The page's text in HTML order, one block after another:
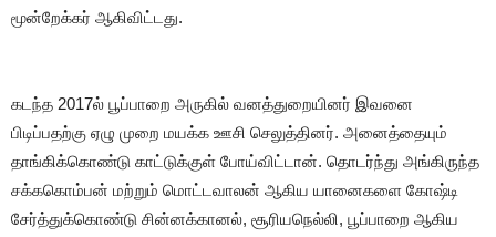
மூன்றேக்கர் ஆகிவிட்டது.
கடந்த 2017ல் பூப்பாறை அருகில் வனத்துறையினர் இவனை
பிடிப்பதற்கு ஏழு முறை மயக்க ஊசி செலுத்தினர். அனைத்தையும்
தாங்கிக்கொண்டு காட்டுக்குள் போய்விட்டான். தொடர்ந்து அங்கிருந்த
சக்ககொம்பன் மற்றும் மொட்டவாலன் ஆகிய யானைகளை கோஷ்டி
சேர்த்துக்கொண்டு சின்னக்கானல், சூரியநெல்லி, பூப்பாறை ஆகிய